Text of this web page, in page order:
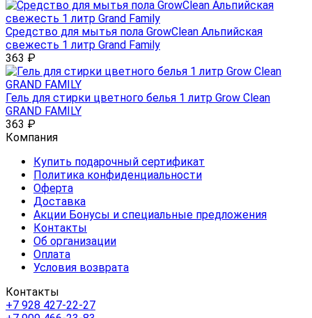
Средство для мытья пола GrowClean Альпийская
свежесть 1 литр Grand Family
363 ₽
Гель для стирки цветного белья 1 литр Grow Clean
GRAND FAMILY
363 ₽
Компания
Купить подарочный сертификат
Политика конфиденциальности
Оферта
Доставка
Акции Бонусы и специальные предложения
Контакты
Об организации
Оплата
Условия возврата
Контакты
+7 928 427-22-27